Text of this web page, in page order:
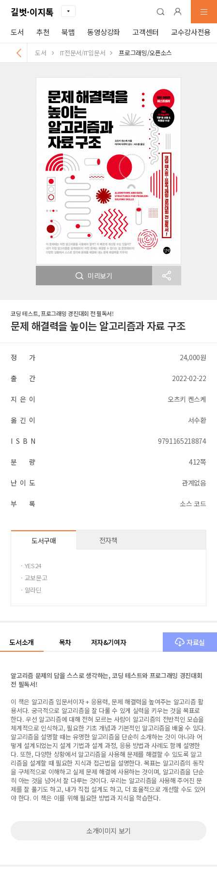
길벗·이지톡
도서 추천 북맵 동영상강좌 고객센터 교수강사전용
도서 IT전문서/IT입문서 프로그래밍/오픈소스
미리보기
코딩 테스트, 프로그래밍 경진대회 전 필독서!
문제 해결력을 높이는 알고리즘과 자료 구조
정 가 24,000원
출 간 2022-02-22
지 은 이 오츠키 켄스케
옮 긴 이 서수환
I S B N 9791165218874
분 량 412쪽
난 이 도 관계없음
부 록 소스 코드
도서구매 전자책
· YES24
· 교보문고
· 알라딘
도서소개 목차 저자&기여자 자료실
알고리즘 문제의 답을 스스로 생각하는, 코딩 테스트와 프로그래밍 경진대회
전 필독서!
이 책은 알고리즘 입문서이자 + 응용력, 문제 해결력을 높여주는 알고리즘 활
용서다. 궁극적으로 알고리즘을 잘 다룰 수 있게 실력을 키우는 것을 목표로
한다. 우선 알고리즘에 대해 전혀 모르는 사람이 알고리즘의 전반적인 모습을
체계적으로 인식하고, 필요한 기초 개념과 기본적인 알고리즘을 배울 수 있다.
알고리즘을 설명할 때는 유명한 알고리즘을 단순히 소개하는 것이 아니라 어
떻게 설계되었는지 설계 기법과 설계 과정, 응용 방법과 사례도 함께 설명한
다. 또한, 다양한 상황에서 알고리즘을 사용해 문제를 해결할 수 있도록 알고
리즘을 설계할 때 필요한 지식과 접근법을 설명한다. 목표는 알고리즘의 동작
을 구체적으로 이해하고 실제 문제 해결에 사용하는 것이며, 알고리즘을 단순
히 아는 것을 넘어서 잘 다루는 것이다. 우리는 알고리즘을 사용해 주어진 문
제를 잘 풀기도 하고, 내가 직접 설계도 하고, 더 효율적으로 개선할 수도 있어
야 한다. 이 책은 이를 위해 필요한 방법과 지식을 학습한다.
소개이미지 보기